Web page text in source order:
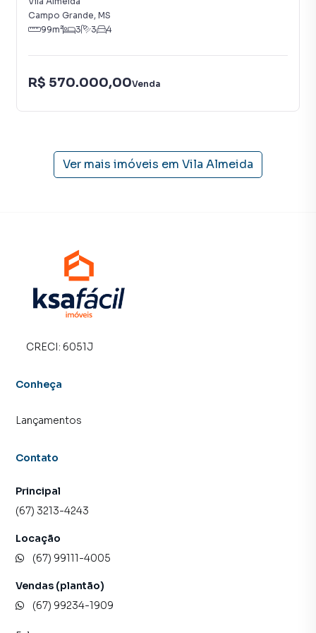
cidades do Brasil, incluindo Campo Grande.
Na KSA FACIL IMOVEIS você consegue vender ou alugar
seu imóvel muito mais rápido do que em imobiliárias
Campo Grande, especialmente em Vila Almeida. Isso
tendo como consequência uma maior chance de vender ou
alugar seu imóvel mais rápido. Contamos também com um
time de programadores, corretores treinados e uma
Campo Grande, MS
99m² 3 3 4
R$ 570.000,00Venda
Ver mais imóveis em Vila Almeida
CRECI: 6051J
Conheça
Lançamentos
Contato
Principal
(67) 3213-4243
Locação
(67) 99111-4005
Vendas (plantão)
(67) 99234-1909